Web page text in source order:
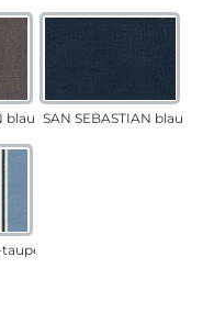
blau-sandSAN SEBASTIAN blau